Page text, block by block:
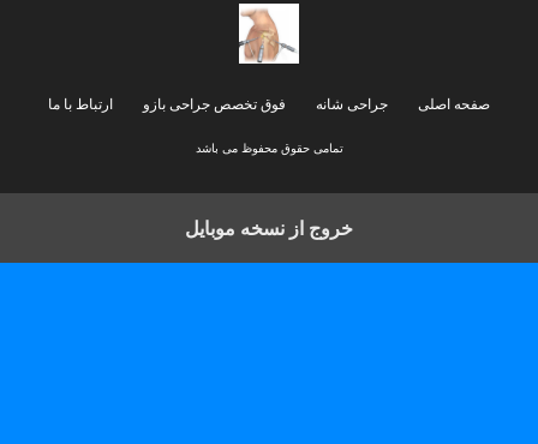
صفحه اصلی جراحی شانه فوق تخصص جراحی بازو ارتباط با ما
تمامی حقوق محفوظ می باشد
خروج از نسخه موبایل